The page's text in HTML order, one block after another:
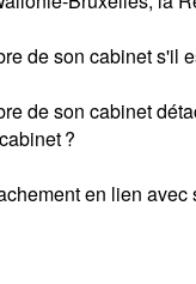
de son cabinet
de son cabinet
?
en lien